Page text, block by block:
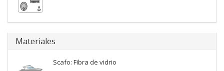
Materiales
Scafo: Fibra de vidrio